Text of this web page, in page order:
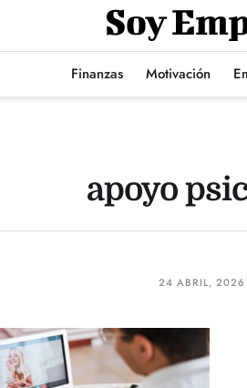
Finanzas Motivación
apoyo
24 ABRIL, 2026